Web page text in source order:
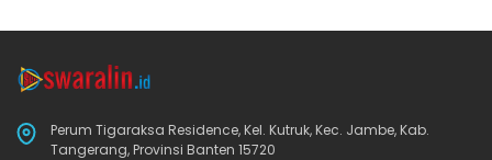
Perum Tigaraksa Residence, Kel. Kutruk, Kec. Jambe, Kab.
Tangerang, Provinsi Banten 15720